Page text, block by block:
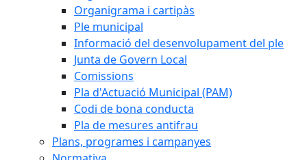
Organigrama i cartipàs
Ple municipal
Informació del desenvolupament del ple
Junta de Govern Local
Comissions
Pla d'Actuació Municipal (PAM)
Codi de bona conducta
Pla de mesures antifrau
Plans, programes i campanyes